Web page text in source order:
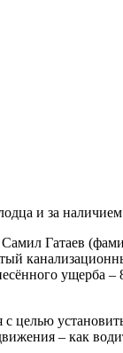
и за
Гатаев
ущерба
с целью
– как